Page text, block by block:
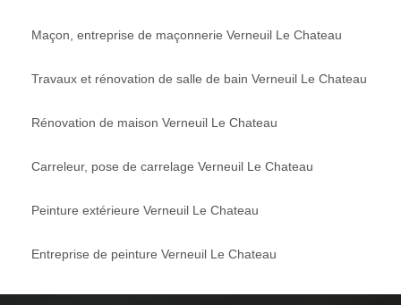
Maçon, entreprise de maçonnerie Verneuil Le Chateau
Travaux et rénovation de salle de bain Verneuil Le Chateau
Rénovation de maison Verneuil Le Chateau
Carreleur, pose de carrelage Verneuil Le Chateau
Peinture extérieure Verneuil Le Chateau
Entreprise de peinture Verneuil Le Chateau